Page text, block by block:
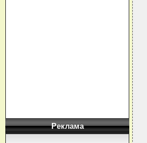
Реклама